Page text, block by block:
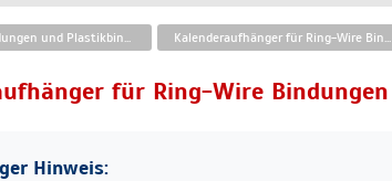
Ring-Wire-Bindungen und Plastikbinderücken Kalenderaufhänger für Ring-Wire Bindungen
für Ring-Wire Bindungen
Hinweis: